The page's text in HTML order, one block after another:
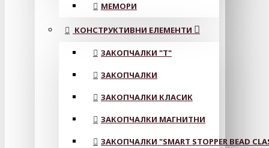
МЕМОРИ
КОНСТРУКТИВНИ ЕЛЕМЕНТИ
ЗАКОПЧАЛКИ "Т"
ЗАКОПЧАЛКИ
ЗАКОПЧАЛКИ КЛАСИК
ЗАКОПЧАЛКИ МАГНИТНИ
ЗАКОПЧАЛКИ "SMART STOPPER BEAD